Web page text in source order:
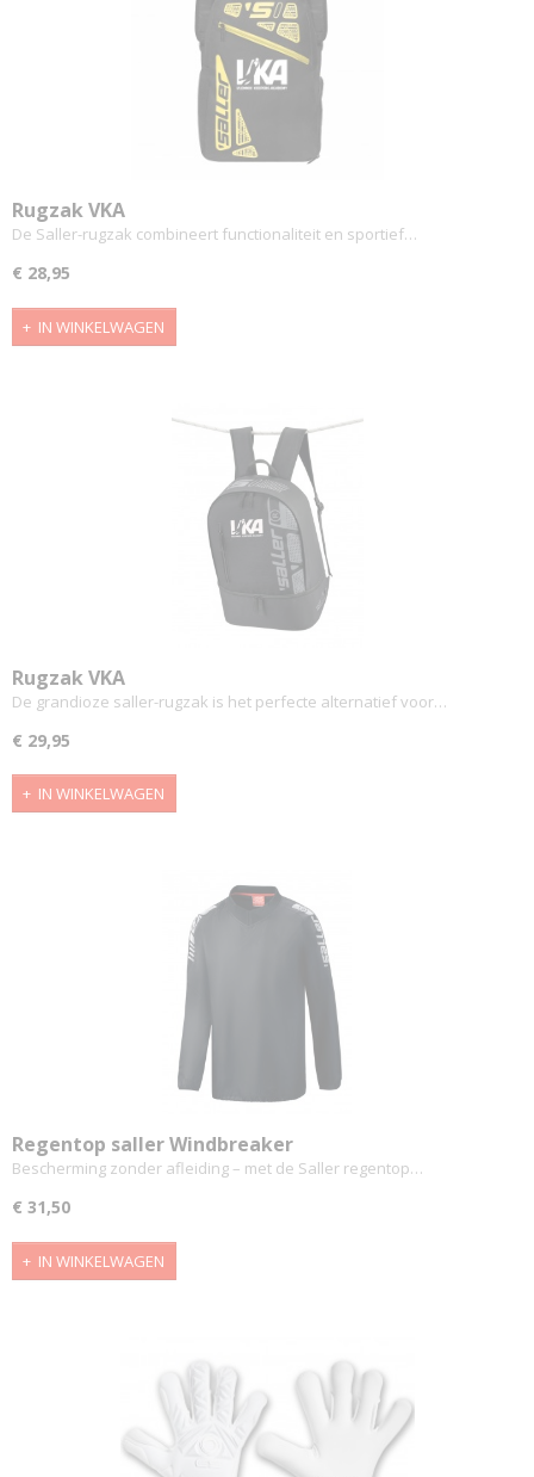
Rugzak VKA
De Saller-rugzak combineert functionaliteit en sportief…
€ 28,95
IN WINKELWAGEN
Rugzak VKA
De grandioze saller-rugzak is het perfecte alternatief voor…
€ 29,95
IN WINKELWAGEN
Regentop saller Windbreaker
Bescherming zonder afleiding – met de Saller regentop…
€ 31,50
IN WINKELWAGEN